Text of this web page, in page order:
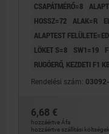
CSAPÁTMÉRŐ=8
HOSSZ=72 ALAK=R
ALAPTEST
LÖKET S=8
SW1=19
RUGÓERŐ, KEZDETI F1
Rendelési szám:
6,68 €
hozzáértve Áfa
hozzáértve szállítási költségek